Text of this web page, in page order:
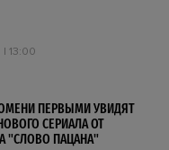
13:00
ПЕРВЫМИ УВИДЯТ
СЕРИАЛА ОТ
"СЛОВО ПАЦАНА"